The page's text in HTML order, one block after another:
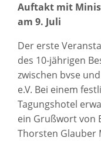
Auftakt mit
am 9. Juli
Der erste
des 10-jährigen
zwischen bvse
e.V. Bei einem
Tagungshotel
ein Grußwort von
Thorsten Glauber